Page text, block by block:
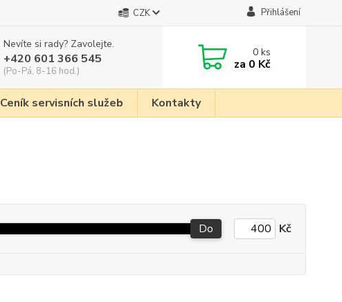
CZK Přihlášení
Nevíte si rady? Zavolejte.
+420 601 366 545
(Po-Pá, 8-16 hod.)
0ks
za 0 Kč
Ceník servisních služeb Kontakty
Do Kč